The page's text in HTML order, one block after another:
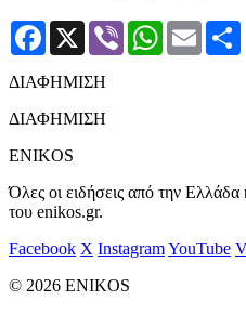
Facebook
X Viber WhatsApp
Email
ΔΙΑΦΗΜΙΣΗ
ΔΙΑΦΗΜΙΣΗ
ENIKOS
Όλες οι ειδήσεις από την
του enikos.gr.
Facebook X InstagramYouTube
© 2026 ENIKOS